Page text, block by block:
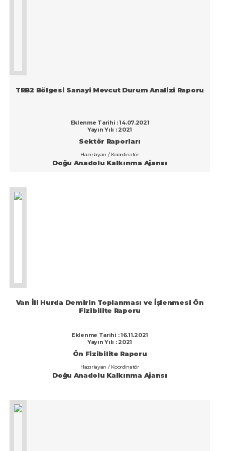
TRB2 Bölgesi Sanayi Mevcut Durum Analizi Raporu
Eklenme Tarihi : 14.07.2021
Yayın Yılı : 2021
Sektör Raporları
Hazırlayan / Koordinatör
Doğu Anadolu Kalkınma Ajansı
Van İli Hurda Demirin Toplanması ve İşlenmesi Ön
Fizibilite Raporu
Eklenme Tarihi : 16.11.2021
Yayın Yılı : 2021
Ön Fizibilite Raporu
Hazırlayan / Koordinatör
Doğu Anadolu Kalkınma Ajansı